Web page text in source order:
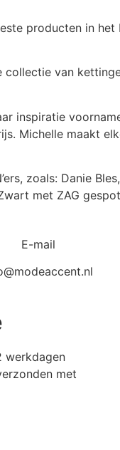
producten in het
van
inspiratie
Michelle maakt
zoals: Danie
met ZAG
E-mail
werkdagen
met